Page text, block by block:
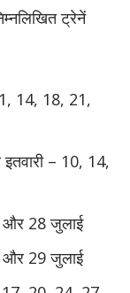
ट्रेनें
14, 18, 21,
– 10, 14,
और 28 जुलाई
और 29 जुलाई